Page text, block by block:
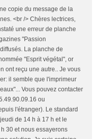
copie du message de la
<br /> Chères lectrices,
une erreur de planche
"Passion
La planche de
"Esprit végétal", or
ont reçu une autre.. Je vous
il semble que l'imprimeur
Vous pouvez contacter
ou
l'étranger). Le standard
de 14 h à 17 h et le
30 et nous essayerons